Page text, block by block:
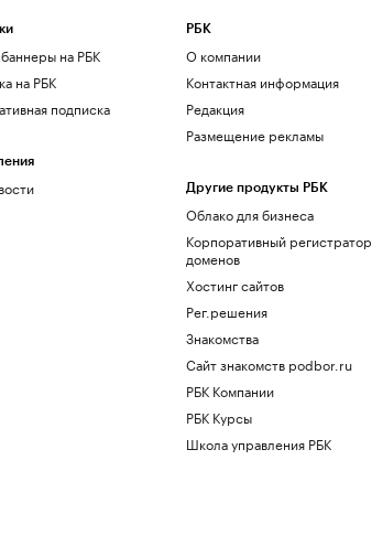
на РБК
на РБК
подписка
РБК
О компании
Контактная информация
Редакция
Размещение рекламы
Другие продукты РБК
Облако для бизнеса
Корпоративный регистратор
доменов
Хостинг сайтов
Рег.решения
Знакомства
Сайт знакомств podbor.ru
РБК Компании
РБК Курсы
Школа управления РБК